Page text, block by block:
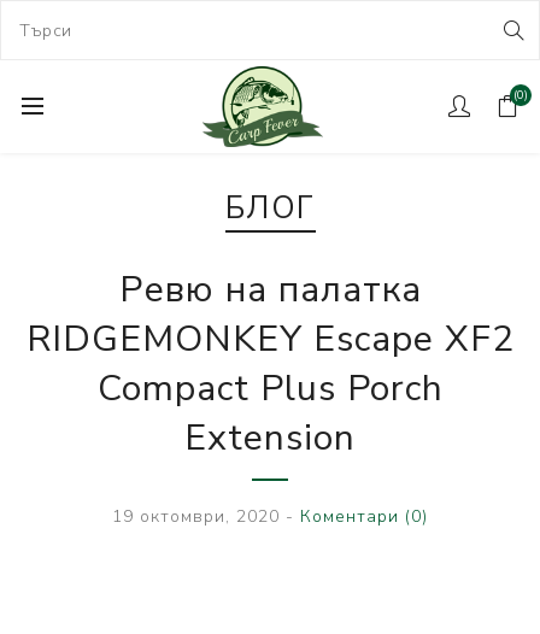
(0)
БЛОГ
Ревю на палатка
RIDGEMONKEY Escape XF2
Compact Plus Porch
Extension
19 октомври, 2020 - Коментари (0)